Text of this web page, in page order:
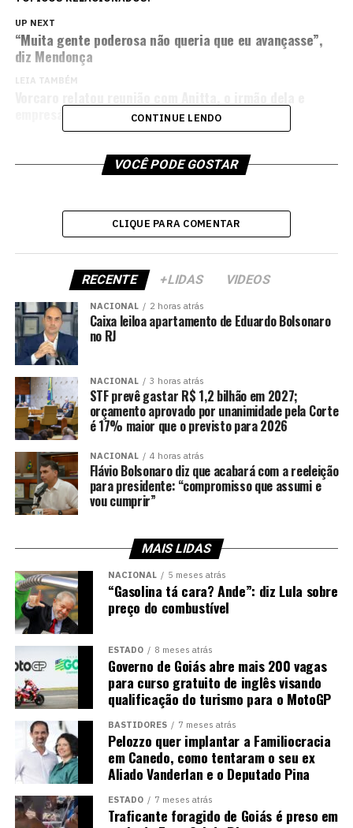
UP NEXT
“Muita gente poderosa não queria que eu avançasse”,
diz Mendonça
LEIA TAMBÉM
empresários de bet
CONTINUE LENDO
VOCÊ PODE GOSTAR
CLIQUE PARA COMENTAR
RECENTE +LIDAS VIDEOS
NACIONAL 2 horas atrás
Caixa leiloa apartamento de Eduardo Bolsonaro
no RJ
NACIONAL 3 horas atrás
STF prevê gastar R$ 1,2 bilhão em 2027;
orçamento aprovado por unanimidade pela Corte
é 17% maior que o previsto para 2026
NACIONAL 4 horas atrás
Flávio Bolsonaro diz que acabará com a reeleição
para presidente: “compromisso que assumi e
vou cumprir”
MAIS LIDAS
NACIONAL 5 meses atrás
“Gasolina tá cara? Ande”: diz Lula sobre
preço do combustível
ESTADO 8 meses atrás
Governo de Goiás abre mais 200 vagas
para curso gratuito de inglês visando
qualificação do turismo para o MotoGP
BASTIDORES 7 meses atrás
Pelozzo quer implantar a Familiocracia
em Canedo, como tentaram o seu ex
Aliado Vanderlan e o Deputado Pina
ESTADO 7 meses atrás
Traficante foragido de Goiás é preso em